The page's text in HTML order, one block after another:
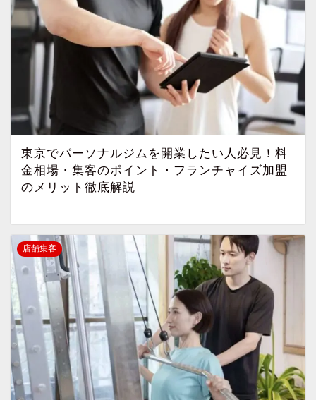
東京でパーソナルジムを開業したい人必見！料
金相場・集客のポイント・フランチャイズ加盟
のメリット徹底解説
店舗集客